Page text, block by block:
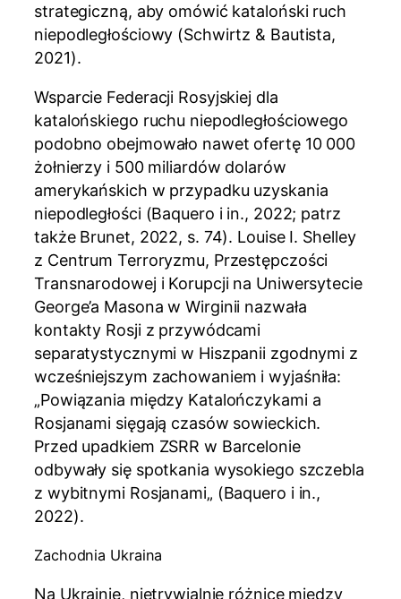
strategiczną, aby omówić kataloński ruch
niepodległościowy (Schwirtz & Bautista,
2021).
Wsparcie Federacji Rosyjskiej dla
katalońskiego ruchu niepodległościowego
podobno obejmowało nawet ofertę 10 000
żołnierzy i 500 miliardów dolarów
amerykańskich w przypadku uzyskania
niepodległości (Baquero i in., 2022; patrz
także Brunet, 2022, s. 74). Louise I. Shelley
z Centrum Terroryzmu, Przestępczości
Transnarodowej i Korupcji na Uniwersytecie
George’a Masona w Wirginii nazwała
kontakty Rosji z przywódcami
separatystycznymi w Hiszpanii zgodnymi z
wcześniejszym zachowaniem i wyjaśniła:
„Powiązania między Katalończykami a
Rosjanami sięgają czasów sowieckich.
Przed upadkiem ZSRR w Barcelonie
odbywały się spotkania wysokiego szczebla
z wybitnymi Rosjanami„ (Baquero i in.,
2022).
Zachodnia Ukraina
Na Ukrainie, nietrywialnie różnice między